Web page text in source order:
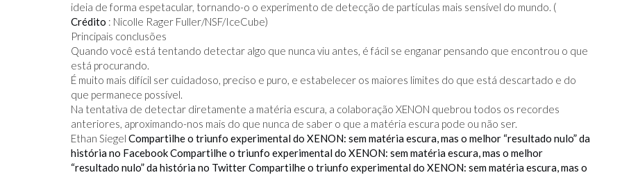
ideia de forma espetacular, tornando-o o experimento de detecção de partículas mais sensível do mundo. (
Crédito : Nicolle Rager Fuller/NSF/IceCube)
Principais conclusões
Quando você está tentando detectar algo que nunca viu antes, é fácil se enganar pensando que encontrou o que
está procurando.
É muito mais difícil ser cuidadoso, preciso e puro, e estabelecer os maiores limites do que está descartado e do
que permanece possível.
Na tentativa de detectar diretamente a matéria escura, a colaboração XENON quebrou todos os recordes
anteriores, aproximando-nos mais do que nunca de saber o que a matéria escura pode ou não ser.
Ethan Siegel Compartilhe o triunfo experimental do XENON: sem matéria escura, mas o melhor “resultado nulo” da
história no FacebookCompartilhe o triunfo experimental do XENON: sem matéria escura, mas o melhor
“resultado nulo” da história no TwitterCompartilhe o triunfo experimental do XENON: sem matéria escura, mas o